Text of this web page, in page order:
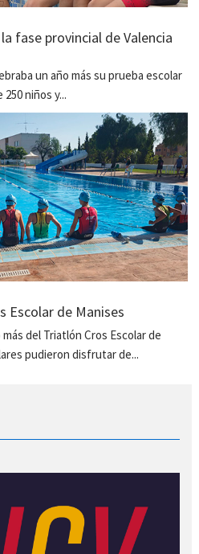
fase provincial de Valencia
un año más su prueba escolar
niños y...
Escolar de Manises
del Triatlón Cros Escolar de
pudieron disfrutar de...